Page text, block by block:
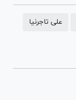
علی تاجرنیا